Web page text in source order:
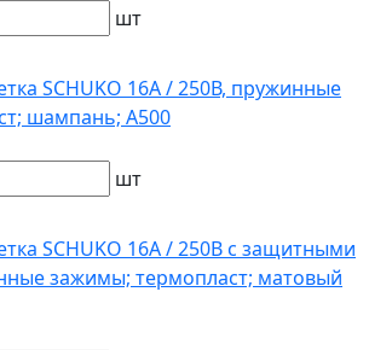
шт
SCHUKO 16А / 250В, пружинные
шампань; A500
шт
SCHUKO 16А / 250В с защитными
зажимы; термопласт; матовый